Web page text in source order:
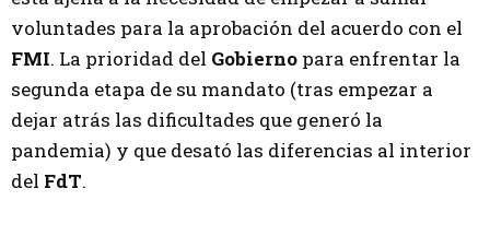
voluntades para la aprobación del acuerdo con el
FMI. La prioridad del Gobierno para enfrentar la
segunda etapa de su mandato (tras empezar a
dejar atrás las dificultades que generó la
pandemia) y que desató las diferencias al interior
del FdT.